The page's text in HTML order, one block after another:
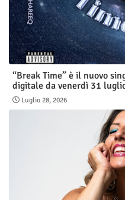
“Break Time” è il nuovo
digitale da venerdì 31
Luglio 28, 2026